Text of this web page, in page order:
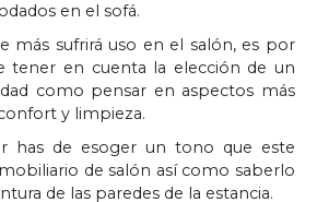
en el sofá.
más sufrirá uso en el salón, es por
tener en cuenta la elección de un
como pensar en aspectos más
y limpieza.
has de esoger un tono que este
de salón así como saberlo
de las paredes de la estancia.